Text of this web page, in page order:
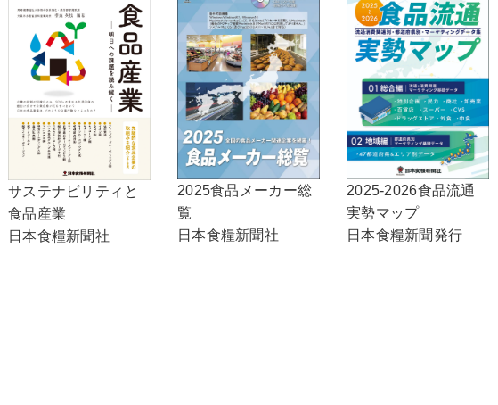
サステナビリティと
食品産業
日本食糧新聞社
2025食品メーカー総
覧
日本食糧新聞社
2025-2026食品流通
実勢マップ
日本食糧新聞発行